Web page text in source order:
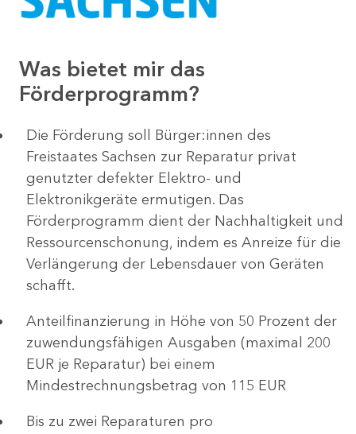
Was bietet mir das
Förderprogramm?
Die Förderung soll Bürger:innen des
Freistaates Sachsen zur Reparatur privat
genutzter defekter Elektro- und
Elektronikgeräte ermutigen. Das
Förderprogramm dient der Nachhaltigkeit und
Ressourcenschonung, indem es Anreize für die
Verlängerung der Lebensdauer von Geräten
schafft.
Anteilfinanzierung in Höhe von 50 Prozent der
zuwendungsfähigen Ausgaben (maximal 200
EUR je Reparatur) bei einem
Mindestrechnungsbetrag von 115 EUR
Bis zu zwei Reparaturen pro